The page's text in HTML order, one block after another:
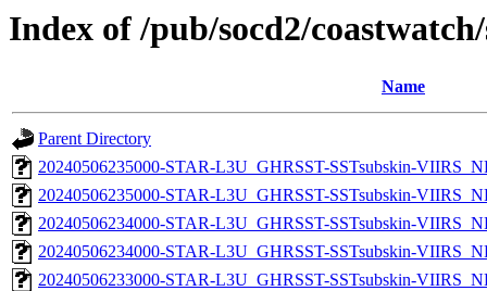
Index of /pub/socd2/
Name
Parent Directory
20240506235000-STAR-L3U_GHRSST-SSTsubskin-
20240506235000-STAR-L3U_GHRSST-SSTsubskin-
20240506234000-STAR-L3U_GHRSST-SSTsubskin-
20240506234000-STAR-L3U_GHRSST-SSTsubskin-
20240506233000-STAR-L3U_GHRSST-SSTsubskin-